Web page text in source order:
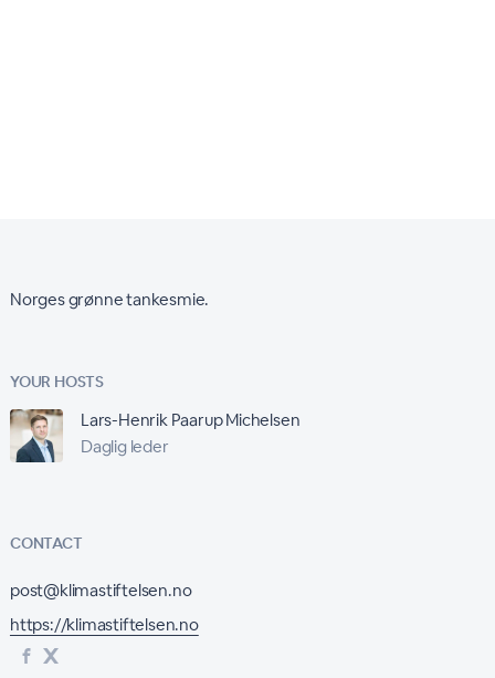
Norges grønne tankesmie.
YOUR HOSTS
Lars-Henrik Paarup Michelsen
Daglig leder
CONTACT
post@klimastiftelsen.no
https://klimastiftelsen.no